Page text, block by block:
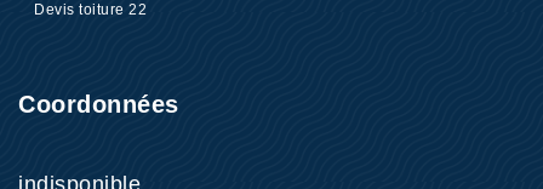
Devis toiture 22
Coordonnées
indisponible